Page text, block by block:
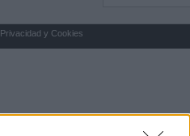
Privacidad y Cookies